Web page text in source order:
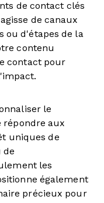
de contact clés
de canaux
ou d'étapes de la
contenu
contact pour
le
répondre aux
uniques de
de
les
également
précieux pour